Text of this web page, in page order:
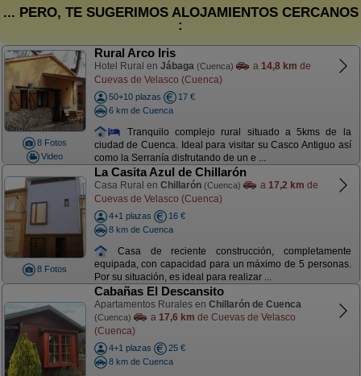
... PERO, TE SUGERIMOS ALOJAMIENTOS CERCANOS
:
8 Fotos
Video
Rural Arco Iris
Hotel Rural en Jábaga (Cuenca) a 14,8 km de
Cuevas de Velasco (Cuenca)
50+10 plazas
17 €
6 km de Cuenca
Tranquilo complejo rural situado a 5kms de la
ciudad de Cuenca. Ideal para visitar su Casco Antiguo así
como la Serranía disfrutando de un e ...
8 Fotos
La Casita Azul de Chillarón
Casa Rural en Chillarón (Cuenca) a 17,2 km de
Cuevas de Velasco (Cuenca)
4+1 plazas
16 €
8 km de Cuenca
Casa de reciente construcción, completamente
equipada, con capacidad para un máximo de 5 personas.
Por su situación, es ideal para realizar ...
Cabañas El Descansito
Apartamentos Rurales en Chillarón de Cuenca
(Cuenca) a 17,6 km de Cuevas de Velasco
(Cuenca)
4+1 plazas
25 €
8 km de Cuenca